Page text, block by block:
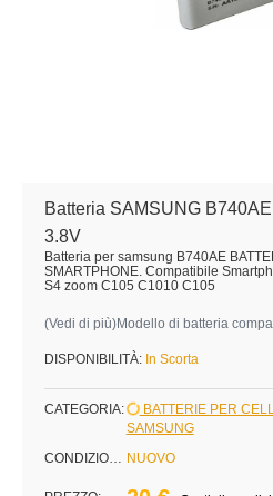
Batteria SAMSUNG
3.8V
Batteria per samsung B740AE
SMARTPHONE. Compatibile
S4 zoom C105 C1010 C105
(Vedi di più)Modello di batteria
DISPONIBILITÀ: In Scorta
CATEGORIA:
BATTERIE PER
SAMSUNG
CONDIZIONE: NUOVO